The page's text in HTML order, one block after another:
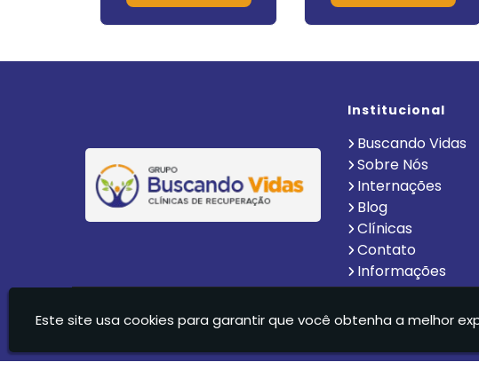
Institucional
Buscando Vidas
Sobre Nós
Internações
Blog
Clínicas
Contato
Informações
Clinica De Recuperação Vida Nova Suzano Ltda - CLÍNICA DE
Este site usa cookies para garantir que você obtenha a melhor